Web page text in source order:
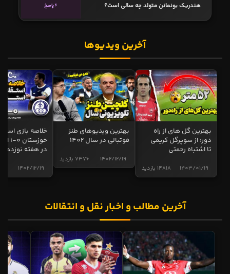
هندریک بونمانن متولد چه سالی است؟ 6 پاسخ
آخرین ویدیوها
بهترین گل های از راه
دور؛ از سوپرگل کریمی
تا اشتباه رحمتی
14818 بازدید 1403/01/19
بهترین ویدیوهای طنز
فوتبالی در سال 1402
7376 بازدید 1402/12/19
خلاصه بازی
در هفته نوزدهم
1402/12/19
آخرین مطالب و اخبار نقل و انتقالات